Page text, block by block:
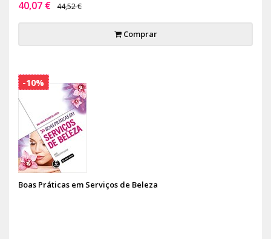
40,07 € 44,52 €
Comprar
Boas Práticas em Serviços de Beleza
-10%